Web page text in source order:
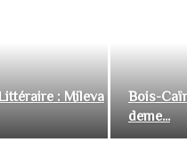
: Mileva
Bois-
deme...